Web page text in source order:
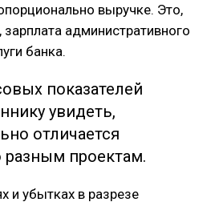
выручке. Это,
административного
банка.
показателей
увидеть,
отличается
разным проектам.
и убытках в разрезе